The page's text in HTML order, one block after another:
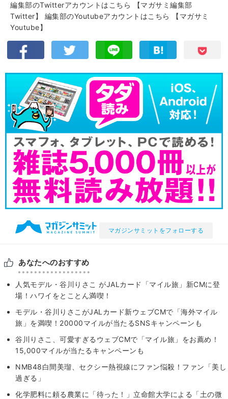
編集部のTwitterアカウントはこちら
【マガサミ編集部
Twitter】
編集部のYoutubeアカウントはこちら
【マガサミ
Youtube】
マガジンサミットをフォローする
あなたへのおすすめ
人気モデル・谷川りさこ がJALカード「マイル旅」新CMに登
場！ハワイをとことん満喫！
モデル・谷川りさこがJALカード新ウェブCMで「海外マイル
旅」を満喫！20000マイルが当たるSNSキャンペーンも
谷川りさこ、可愛すぎるウェブCMで「マイル旅」をお薦め！
15,000マイルが当たるキャンペーンも
NMB48白間美瑠、セクシー熱視線にファン悩殺！ファン「美し
過ぎる」
化学肥料に頼る農業に「待った！」立命館大学による「土の微